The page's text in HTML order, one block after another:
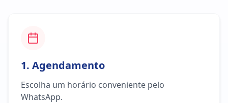
1. Agendamento
Escolha um horário conveniente pelo
WhatsApp.